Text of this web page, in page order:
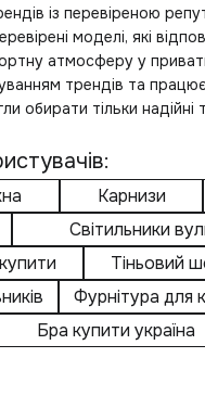
із перевіреною
моделі, які
атмосферу у
трендів та
обирати тільки
Карнизи
Світильники
Тіньовий
Фурнітура для
Бра купити україна